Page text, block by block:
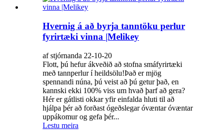
Hvernig á að byrja tanntöku perlur
fyrirtæki vinna |Melikey
af stjórnanda 22-10-20
Flott, þú hefur ákveðið að stofna smáfyrirtæki
með tannperlur í heildsölu!Það er mjög
spennandi núna, þú veist að þú getur það, en
kannski ekki 100% viss um hvað þarf að gera?
Hér er gátlisti okkar yfir einfalda hluti til að
hjálpa þér að forðast ógeðslegar óvæntar óvæntar
uppákomur og gefa þér...
Lestu meira